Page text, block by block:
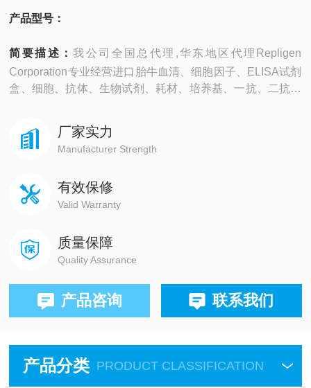
产品型号：
简要描述：我公司全国总代理,华东地区代理Repligen
Corporation专业经营进口胎牛血清、细胞因子、ELISA试剂
盒、细胞、抗体、生物试剂、耗材、培养基、一抗、二抗、
厂家实力
Manufacturer Strength
有效保修
Valid Warranty
质量保障
Quality Assurance
产品咨询 联系我们
产品分类 PRODUCT CLASSIFICATION